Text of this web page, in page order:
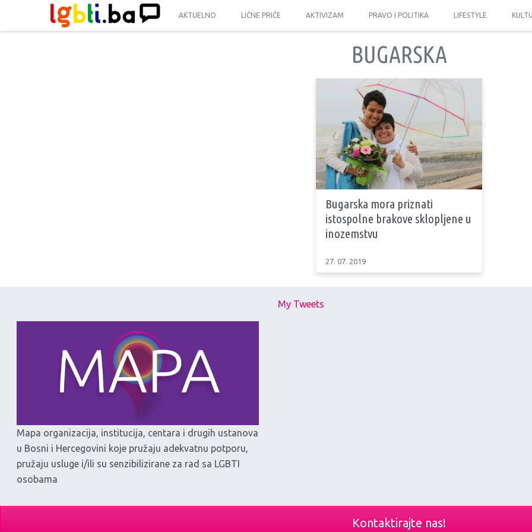
AKTUELNO LIČNE PRIČE AKTIVIZAM PRAVO I POLITIKA LIFESTYLE
BUGARSKA
Bugarska mora priznati
istospolne brakove sklopljene u
inozemstvu
27. 07. 2019
Mapa organizacija, institucija, centara i drugih ustanova
u Bosni i Hercegovini koje pružaju adekvatnu potporu,
pružaju usluge i/ili su senzibilizirane za rad sa LGBTI
osobama
My Tweets
Kontaktirajte nas!